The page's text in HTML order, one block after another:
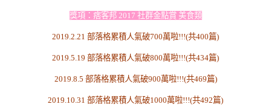
獎項：痞客邦 2017 社群金點賞 美食類
2019.2.21 部落格累積人氣破700萬啦!!!(共400篇)
2019.5.19 部落格累積人氣破800萬啦!!!(共434篇)
2019.8.5 部落格累積人氣破900萬啦!!!(共469篇)
2019.10.31 部落格累積人氣破1000萬啦!!!(共492篇)